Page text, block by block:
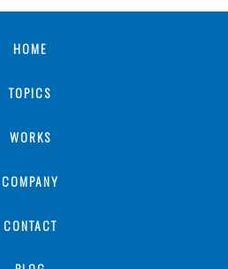
HOME
TOPICS
WORKS
COMPANY
CONTACT